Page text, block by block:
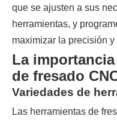
que se ajusten a sus
herramientas, y
maximizar la precisión
La
de fresado
Variedades de
Las herramientas de